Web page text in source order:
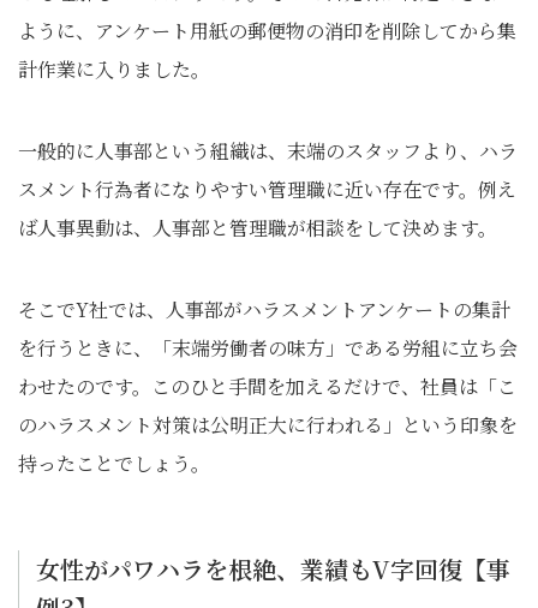
ように、アンケート用紙の郵便物の消印を削除してから集
計作業に入りました。
一般的に人事部という組織は、末端のスタッフより、ハラ
スメント行為者になりやすい管理職に近い存在です。例え
ば人事異動は、人事部と管理職が相談をして決めます。
そこでY社では、人事部がハラスメントアンケートの集計
を行うときに、「末端労働者の味方」である労組に立ち会
わせたのです。このひと手間を加えるだけで、社員は「こ
のハラスメント対策は公明正大に行われる」という印象を
持ったことでしょう。
女性がパワハラを根絶、業績もV字回復【事